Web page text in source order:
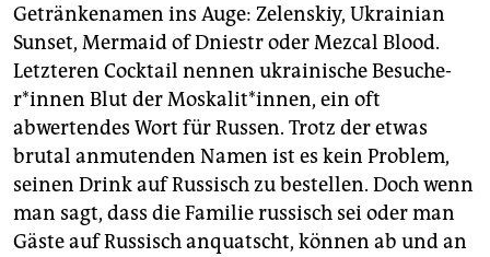
Getränkenamen ins Auge: Zelenskiy, Ukrainian
Sunset, Mermaid of Dniestr oder Mezcal Blood.
Letzteren Cocktail nennen ukrainische Be­su­che­
r*in­nen Blut der Moskalit*innen, ein oft
abwertendes Wort für Russen. Trotz der etwas
brutal anmutenden Namen ist es kein Problem,
seinen Drink auf Russisch zu bestellen. Doch wenn
man sagt, dass die Familie russisch sei oder man
Gäste auf Russisch anquatscht, können ab und an